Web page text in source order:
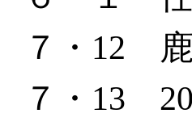
７・ 12 鹿
７・ 13